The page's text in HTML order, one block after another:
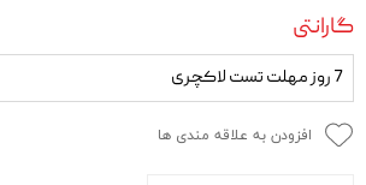
گارانتی
7 روز مهلت تست لاکچری
افزودن به علاقه مندی ها